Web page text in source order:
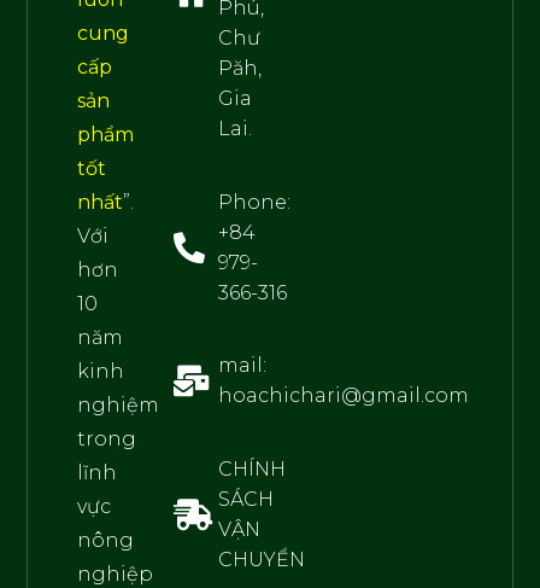
cung
cấp
sản
phẩm
tốt
nhất”.
Với
hơn
10
năm
kinh
nghiệm
trong
lĩnh
vực
nông
nghiệp
Phú,
Chư
Păh,
Gia
Lai.
Phone:
+84
979-
366-316
mail:
hoachichari@gmail.com
CHÍNH
SÁCH
VẬN
CHUYỂN